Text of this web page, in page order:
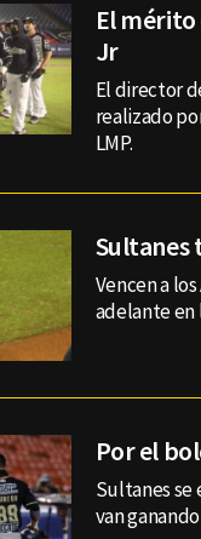
El mérito
Jr
El director
realizado
LMP.
Sultanes
Vencen a
adelante en
Por el
Sultanes se
van ganando